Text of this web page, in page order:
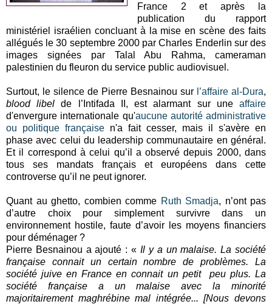
France 2 et après la
publication du rapport
ministériel israélien concluant à la mise en scène des faits
allégués le 30 septembre 2000 par Charles Enderlin sur des
images signées par Talal Abu Rahma, cameraman
palestinien du fleuron du service public audiovisuel.
Surtout, le silence de Pierre Besnainou sur l’affaire al-Dura,
blood libel de l’Intifada II, est alarmant sur uneaffaire
d'envergure internationale qu'aucune autorité administrative
ou politique française n'a fait cesser, mais il s'avère en
phase avec celui du leadership communautaire en général.
Et il correspond à celui qu’il a observé depuis 2000, dans
tous ses mandats français et européens dans cette
controverse qu’il ne peut ignorer.
Quant au ghetto, combien comme Ruth Smadja, n’ont pas
d’autre choix pour simplement survivre dans un
environnement hostile, faute d’avoir les moyens financiers
pour déménager ?
Pierre Besnainou a ajouté : « Il y a un malaise. La société
française connait un certain nombre de problèmes. La
société juive en France en connait un petit peu plus. La
société française a un malaise avec la minorité
majoritairement maghrébine mal intégrée... [Nous devons